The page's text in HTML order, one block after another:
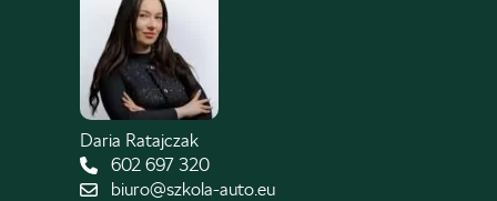
Daria Ratajczak
602 697 320
biuro@szkola-auto.eu